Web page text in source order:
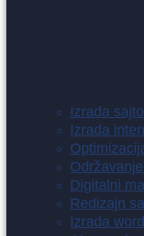
Izrada
Izrada
Digitalni
Redizajn
Izrada